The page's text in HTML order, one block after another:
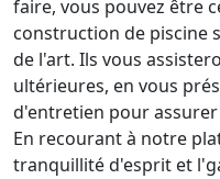
faire, vous pouvez être
construction de piscine
de l'art. Ils vous
ultérieures, en vous
d'entretien pour
En recourant à notre
tranquillité d'esprit et